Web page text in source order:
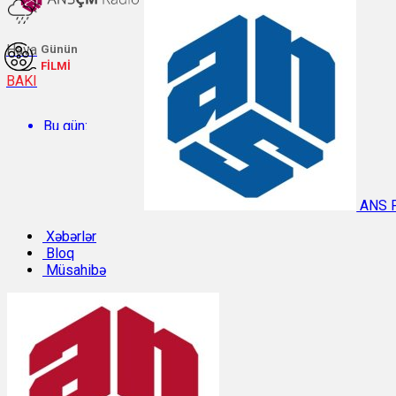
Hava
BAKI
Bu gün:
Temperatur: 27.1°C. Rütubət: 58%.
Sabah:
Günün
FİLMİ
ANS
Xəbərlər
Bloq
Müsahibə